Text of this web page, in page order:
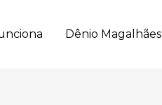
Dênio Magalhães